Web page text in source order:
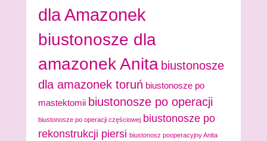
dla Amazonek
biustonosze dla
amazonek Anita biustonosze
dla amazonek toruń biustonosze po
mastektomii biustonosze po operacji
biustonosze po operacji częściowej biustonosze po
rekonstrukcji piersi biustonosz pooperacyjny Anita